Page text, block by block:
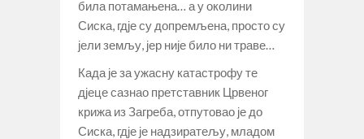
била потамањена… а у околини
Сиска, гдје су допремљена, просто су
јели земљу, јер није било ни траве…
Када је за ужасну катастрофу те
дјеце сазнао претставник Црвеног
крижа из Загреба, отпутовао је до
Сиска, гдје је надзиратељу, младом